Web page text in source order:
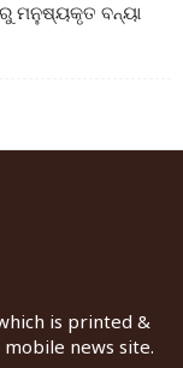
ମନୁଷ୍ୟକୃତ ବନ୍ୟା
is printed &
news site.